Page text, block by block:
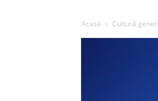
Acasă Cultură